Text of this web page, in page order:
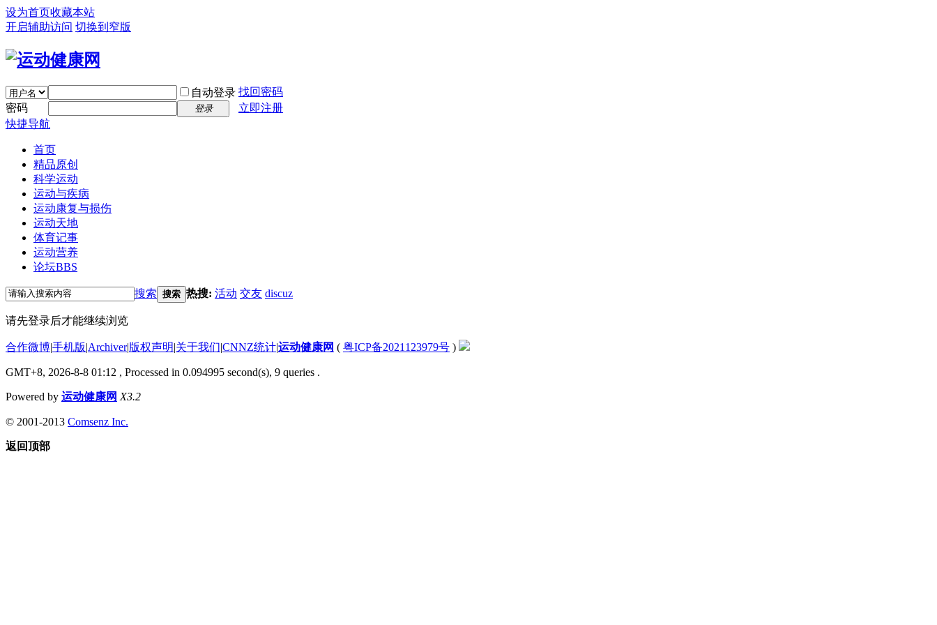
设为首页收藏本站
开启辅助访问 切换到窄版
自动登录 找回密码
密码
登录
立即注册
快捷导航
首页
精品原创
科学运动
运动与疾病
运动康复与损伤
运动天地
体育记事
运动营养
论坛BBS
搜索 搜索 热搜: 活动 交友 discuz
请先登录后才能继续浏览
合作微博|手机版|Archiver|版权声明|关于我们|CNNZ统计|运动健康网 ( 粤ICP备2021123979号 )
GMT+8, 2026-8-8 01:12 , Processed in 0.094995 second(s), 9 queries .
Powered by 运动健康网 X3.2
© 2001-2013 Comsenz Inc.
返回顶部